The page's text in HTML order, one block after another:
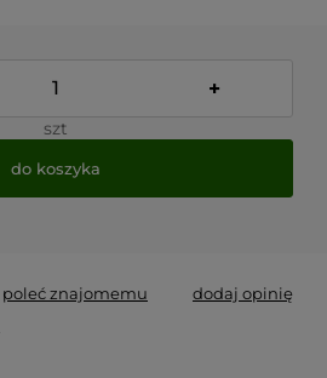
+
szt
do koszyka
poleć znajomemu
dodaj opinię